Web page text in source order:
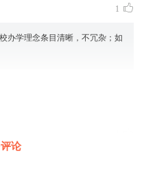
1
办学理念条目清晰，不冗杂；如
论